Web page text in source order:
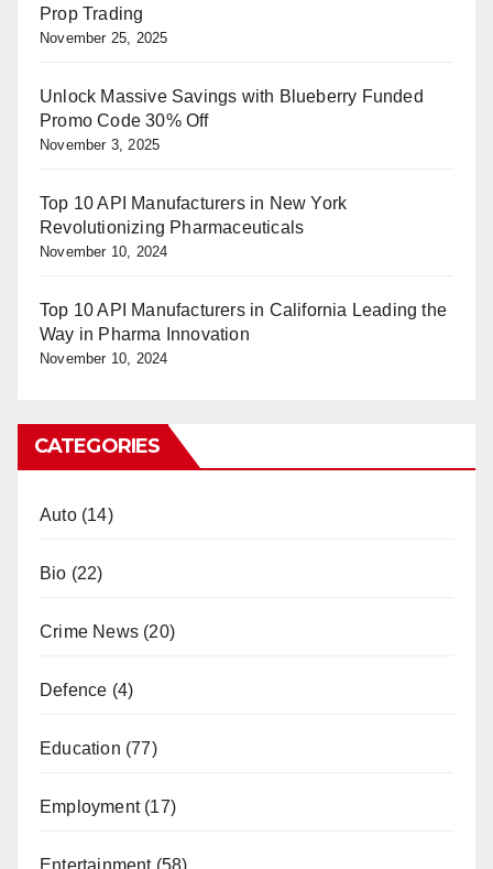
Prop Trading
November 25, 2025
Unlock Massive Savings with Blueberry Funded
Promo Code 30% Off
November 3, 2025
Top 10 API Manufacturers in New York
Revolutionizing Pharmaceuticals
November 10, 2024
Top 10 API Manufacturers in California Leading the
Way in Pharma Innovation
November 10, 2024
CATEGORIES
Auto(14)
Bio (22)
Crime News (20)
Defence (4)
Education (77)
Employment(17)
Entertainment(58)